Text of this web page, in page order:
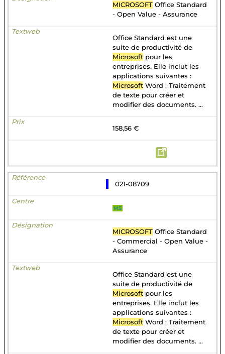
MICROSOFT Office Standard
- Open Value - Assurance
Office Standard est une
suite de productivité de
Microsoft pour les
entreprises. Elle inclut les
applications suivantes :
Microsoft Word : Traitement
de texte pour créer et
modifier des documents. ...
158,56 €
021-08709
MS
MICROSOFT Office Standard
- Commercial - Open Value -
Assurance
Office Standard est une
suite de productivité de
Microsoft pour les
entreprises. Elle inclut les
applications suivantes :
Microsoft Word : Traitement
de texte pour créer et
modifier des documents. ...